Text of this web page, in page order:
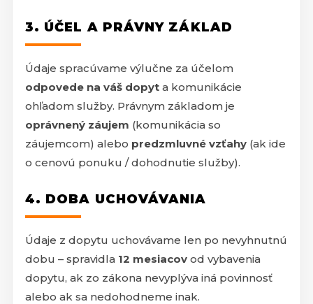
3. ÚČEL A PRÁVNY ZÁKLAD
Údaje spracúvame výlučne za účelom
odpovede na váš dopyt a komunikácie
ohľadom služby. Právnym základom je
oprávnený záujem (komunikácia so
záujemcom) alebo predzmluvné vzťahy (ak ide
o cenovú ponuku / dohodnutie služby).
4. DOBA UCHOVÁVANIA
Údaje z dopytu uchovávame len po nevyhnutnú
dobu – spravidla 12 mesiacov od vybavenia
dopytu, ak zo zákona nevyplýva iná povinnosť
alebo ak sa nedohodneme inak.